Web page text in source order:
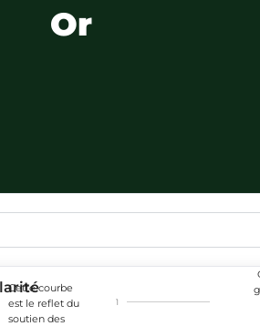
Or
Cette courbe
est le reflet du
soutien des
1